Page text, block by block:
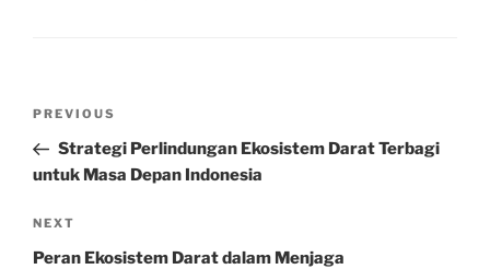
Previous
Post
PREVIOUS
Strategi Perlindungan Ekosistem Darat Terbagi
untuk Masa Depan Indonesia
Next
Post
NEXT
Peran Ekosistem Darat dalam Menjaga